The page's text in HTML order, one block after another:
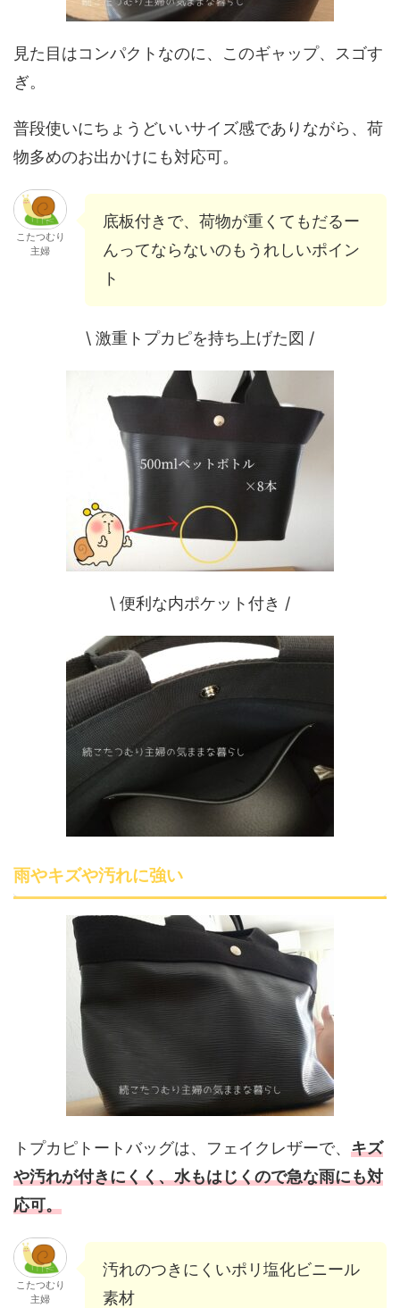
見た目はコンパクトなのに、このギャップ、スゴす
ぎ。
普段使いにちょうどいいサイズ感でありながら、荷
物多めのお出かけにも対応可。
こたつむり
主婦
底板付きで、荷物が重くてもだるー
んってならないのもうれしいポイン
ト
\ 激重トプカピを持ち上げた図 /
\ 便利な内ポケット付き /
雨やキズや汚れに強い
トプカピトートバッグは、フェイクレザーで、 キズ
や汚れが付きにくく、水もはじくので急な雨にも対
応可。
こたつむり
主婦
汚れのつきにくいポリ塩化ビニール
素材